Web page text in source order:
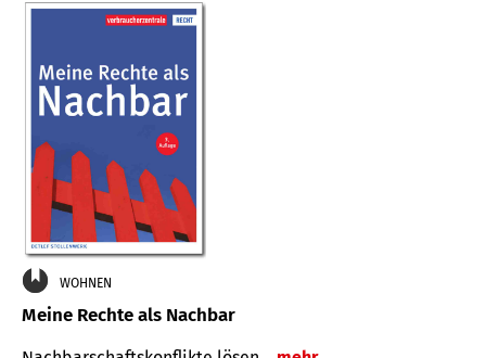
WOHNEN
Meine Rechte als Nachbar